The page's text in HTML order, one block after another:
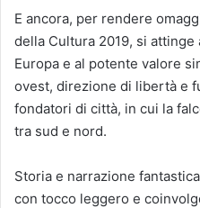
E ancora, per rendere
della Cultura 2019, si attinge
Europa e al potente valore
ovest, direzione di libertà e
fondatori di città, in cui la
tra sud e nord.
Storia e narrazione
con tocco leggero e